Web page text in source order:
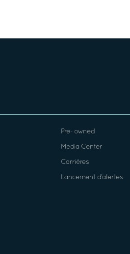
Pre- owned
Media Center
Carrières
Lancement d’alertes